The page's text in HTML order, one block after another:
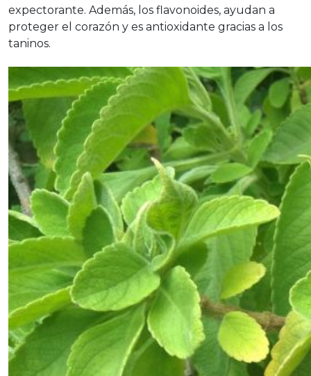
expectorante. Además, los flavonoides, ayudan a
proteger el corazón y es antioxidante gracias a los
taninos.